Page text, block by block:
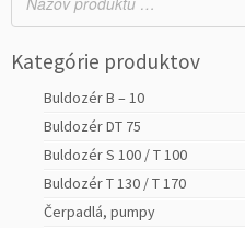
Kategórie produktov
Buldozér B – 10
Buldozér DT 75
Buldozér S 100 / T 100
Buldozér T 130 / T 170
Čerpadlá, pumpy